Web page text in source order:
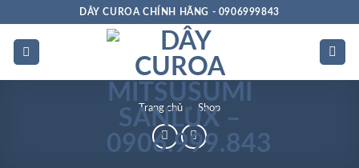
dung
DÂY CUROA CHÍNH HÃNG - 0906999843
Trang chủ » Shop